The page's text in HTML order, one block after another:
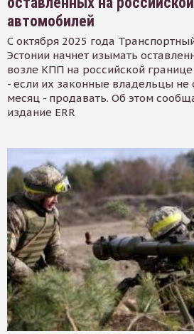
автомобилей
С октября 2025 года
Эстонии начнет изымать
возле КПП на российской
- если их законные владельцы не
месяц - продавать. Об этом
издание ERR